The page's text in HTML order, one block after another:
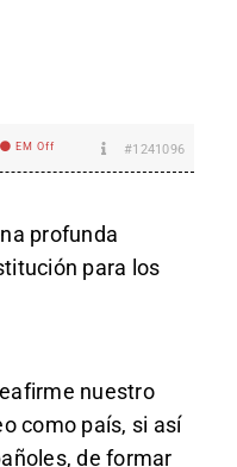
EM Off #1241096
profunda
para los
nuestro
como país, si así
de formar